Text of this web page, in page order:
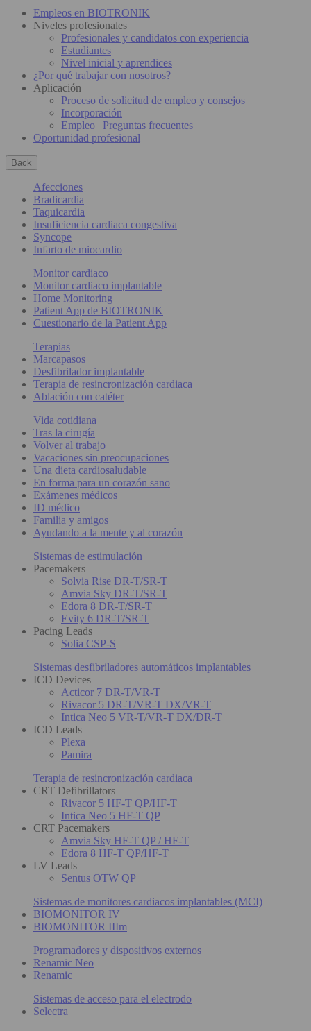
Empleos en BIOTRONIK
Niveles profesionales
Profesionales y candidatos con experiencia
Estudiantes
Nivel inicial y aprendices
¿Por qué trabajar con nosotros?
Aplicación
Proceso de solicitud de empleo y consejos
Incorporación
Empleo | Preguntas frecuentes
Oportunidad profesional
Back
Afecciones
Bradicardia
Taquicardia
Insuficiencia cardiaca congestiva
Syncope
Infarto de miocardio
Monitor cardiaco
Monitor cardiaco implantable
Home Monitoring
Patient App de BIOTRONIK
Cuestionario de la Patient App
Terapias
Marcapasos
Desfibrilador implantable
Terapia de resincronización cardiaca
Ablación con catéter
Vida cotidiana
Tras la cirugía
Volver al trabajo
Vacaciones sin preocupaciones
Una dieta cardiosaludable
En forma para un corazón sano
Exámenes médicos
ID médico
Familia y amigos
Ayudando a la mente y al corazón
Sistemas de estimulación
Pacemakers
Solvia Rise DR-T/SR-T
Amvia Sky DR-T/SR-T
Edora 8 DR-T/SR-T
Evity 6 DR-T/SR-T
Pacing Leads
Solia CSP-S
Sistemas desfibriladores automáticos implantables
ICD Devices
Acticor 7 DR-T/VR-T
Rivacor 5 DR-T/VR-T DX/VR-T
Intica Neo 5 VR-T/VR-T DX/DR-T
ICD Leads
Plexa
Pamira
Terapia de resincronización cardiaca
CRT Defibrillators
Rivacor 5 HF-T QP/HF-T
Intica Neo 5 HF-T QP
CRT Pacemakers
Amvia Sky HF-T QP / HF-T
Edora 8 HF-T QP/HF-T
LV Leads
Sentus OTW QP
Sistemas de monitores cardiacos implantables (MCI)
BIOMONITOR IV
BIOMONITOR IIIm
Programadores y dispositivos externos
Renamic Neo
Renamic
Sistemas de acceso para el electrodo
Selectra